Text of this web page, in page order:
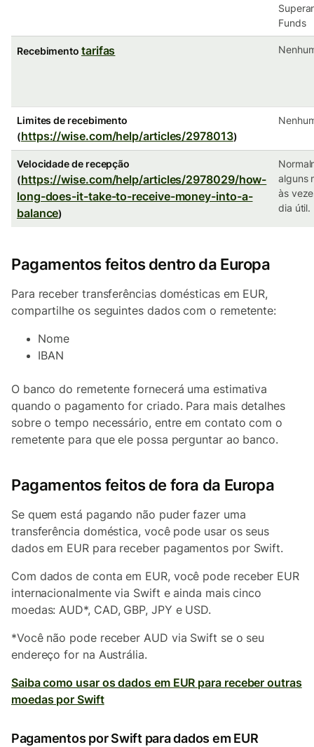
Funds
Recebimento tarifas
Limites de recebimento
(https://wise.com/help/articles/2978013)
Velocidade de recepção
(https://wise.com/help/articles/2978029/how-
long-does-it-take-to-receive-money-into-a-
balance)
alguns
às
dia útil.
Pagamentos feitos dentro da Europa
Para receber transferências domésticas em EUR,
compartilhe os seguintes dados com o remetente:
Nome
IBAN
O banco do remetente fornecerá uma estimativa
quando o pagamento for criado. Para mais detalhes
sobre o tempo necessário, entre em contato com o
remetente para que ele possa perguntar ao banco.
Pagamentos feitos de fora da Europa
Se quem está pagando não puder fazer uma
transferência doméstica, você pode usar os seus
dados em EUR para receber pagamentos por Swift.
Com dados de conta em EUR, você pode receber EUR
internacionalmente via Swift e ainda mais cinco
moedas: AUD*, CAD, GBP, JPY e USD.
*Você não pode receber AUD via Swift se o seu
endereço for na Austrália.
Saiba como usar os dados em EUR para receber outras
moedas por Swift
Pagamentos por Swift para dados em EUR